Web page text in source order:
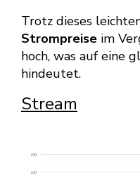
Trotz dieses
Strompreise im
hoch, was auf eine
hindeutet.
Stream